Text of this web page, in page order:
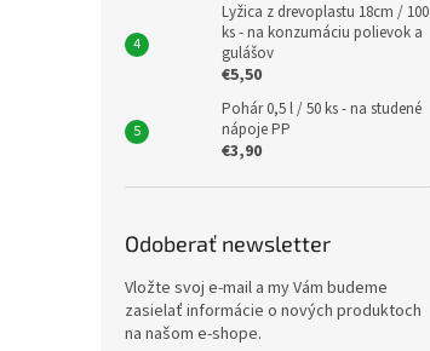
Lyžica z drevoplastu 18cm / 100
ks - na konzumáciu polievok a
gulášov
€5,50
Pohár 0,5 l / 50 ks - na studené
nápoje PP
€3,90
Odoberať newsletter
Vložte svoj e-mail a my Vám budeme
zasielať informácie o nových produktoch
na našom e-shope.